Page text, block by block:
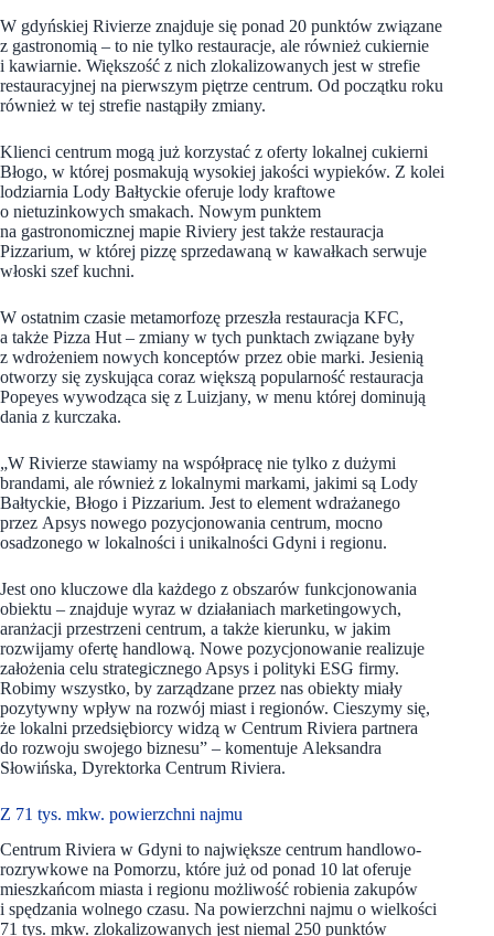
W gdyńskiej Rivierze znajduje się ponad 20 punktów związane
z gastronomią – to nie tylko restauracje, ale również cukiernie
i kawiarnie. Większość z nich zlokalizowanych jest w strefie
restauracyjnej na pierwszym piętrze centrum. Od początku roku
również w tej strefie nastąpiły zmiany.
Klienci centrum mogą już korzystać z oferty lokalnej cukierni
Błogo, w której posmakują wysokiej jakości wypieków. Z kolei
lodziarnia Lody Bałtyckie oferuje lody kraftowe
o nietuzinkowych smakach. Nowym punktem
na gastronomicznej mapie Riviery jest także restauracja
Pizzarium, w której pizzę sprzedawaną w kawałkach serwuje
włoski szef kuchni.
W ostatnim czasie metamorfozę przeszła restauracja KFC,
a także Pizza Hut – zmiany w tych punktach związane były
z wdrożeniem nowych konceptów przez obie marki. Jesienią
otworzy się zyskująca coraz większą popularność restauracja
Popeyes wywodząca się z Luizjany, w menu której dominują
dania z kurczaka.
„W Rivierze stawiamy na współpracę nie tylko z dużymi
brandami, ale również z lokalnymi markami, jakimi są Lody
Bałtyckie, Błogo i Pizzarium. Jest to element wdrażanego
przez Apsys nowego pozycjonowania centrum, mocno
osadzonego w lokalności i unikalności Gdyni i regionu.
Jest ono kluczowe dla każdego z obszarów funkcjonowania
obiektu – znajduje wyraz w działaniach marketingowych,
aranżacji przestrzeni centrum, a także kierunku, w jakim
rozwijamy ofertę handlową. Nowe pozycjonowanie realizuje
założenia celu strategicznego Apsys i polityki ESG firmy.
Robimy wszystko, by zarządzane przez nas obiekty miały
pozytywny wpływ na rozwój miast i regionów. Cieszymy się,
że lokalni przedsiębiorcy widzą w Centrum Riviera partnera
do rozwoju swojego biznesu” – komentuje Aleksandra
Słowińska, Dyrektorka Centrum Riviera.
Z 71 tys. mkw. powierzchni najmu
Centrum Riviera w Gdyni to największe centrum handlowo-
rozrywkowe na Pomorzu, które już od ponad 10 lat oferuje
mieszkańcom miasta i regionu możliwość robienia zakupów
i spędzania wolnego czasu. Na powierzchni najmu o wielkości
71 tys. mkw. zlokalizowanych jest niemal 250 punktów